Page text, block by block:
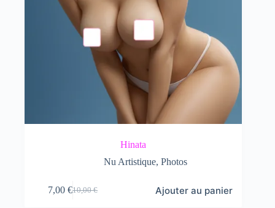
Hinata
Nu Artistique,Photos
10,00€
Le
7,00€Le
Ajouter au panier